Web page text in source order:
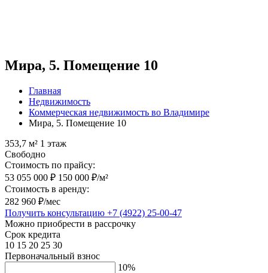
Мира, 5. Помещение 10
Главная
Недвижимость
Коммерческая недвижимость во Владимире
Мира, 5. Помещение 10
353,7 м² 1 этаж
Свободно
Стоимость по прайсу:
53 055 000 ₽ 150 000 ₽/м²
Стоимость в аренду:
282 960 ₽/мес
Получить консультацию +7 (4922) 25-00-47
Можно приобрести в рассрочку
Срок кредита
10 15 20 25 30
Первоначальный взнос
10%